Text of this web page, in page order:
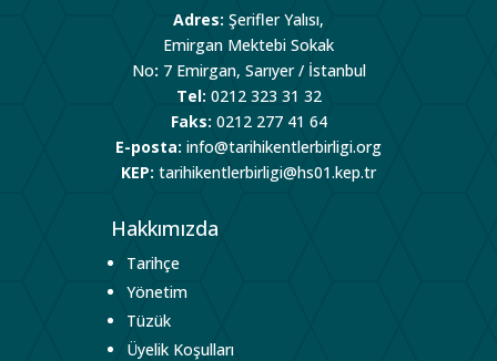
Adres: Şerifler Yalısı,
Emirgan Mektebi Sokak
No: 7 Emirgan, Sarıyer / İstanbul
Tel: 0212 323 31 32
Faks: 0212 277 41 64
E-posta: info@tarihikentlerbirligi.org
KEP: tarihikentlerbirligi@hs01.kep.tr
Hakkımızda
Tarihçe
Yönetim
Tüzük
Üyelik Koşulları